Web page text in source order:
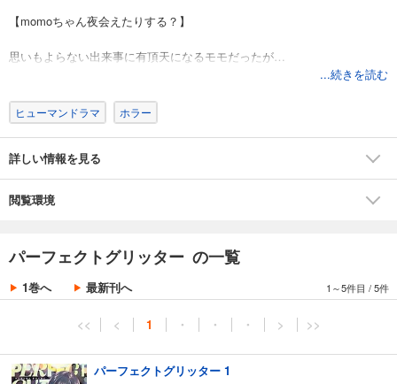
【momoちゃん夜会えたりする？】
思いもよらない出来事に有頂天になるモモだったが…
果たしてそれは天国への誘いなのか、それとも地獄への片道切符なの
モモとイチカ、二人の数奇な運命が交差し始める。
...続きを読む
ヒューマンドラマ ホラー
詳しい情報を見る
閲覧環境
パーフェクトグリッター の一覧
1巻へ 最新刊へ 1～5件目 /5件
<< < 1 ・ ・ ・ > >>
パーフェクトグリッター 1